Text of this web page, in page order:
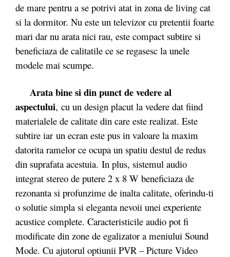
de mare pentru a se potrivi atat in zona de living cat
si la dormitor. Nu este un televizor cu pretentii foarte
mari dar nu arata nici rau, este compact subtire si
beneficiaza de calitatile ce se regasesc la unele
modele mai scumpe.
Arata bine si din punct de vedere al
aspectului, cu un design placut la vedere dat fiind
materialele de calitate din care este realizat. Este
subtire iar un ecran este pus in valoare la maxim
datorita ramelor ce ocupa un spatiu destul de redus
din suprafata acestuia. In plus, sistemul audio
integrat stereo de putere 2 x 8 W beneficiaza de
rezonanta si profunzime de inalta calitate, oferindu-ti
o solutie simpla si eleganta nevoii unei experiente
acustice complete. Caracteristicile audio pot fi
modificate din zone de egalizator a meniului Sound
Mode. Cu ajutorul optiunii PVR – Picture Video